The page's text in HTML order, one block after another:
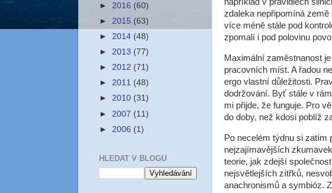
například v pravidlech
zdaleka nepřipomíná
více méně stále pod
zpomalí i pod polovinu
Maximální zaměstnanost
pracovních míst. A řadou
ergo vlastní důležitosti.
dodržování. Byť stále v
mi přijde, že funguje. Pro
do doby, než kdosi poblíž
Po necelém týdnu si zatím
nejzajímavějších
teorie, jak zdejší
nejsvětlejších zítřků,
anachronismů a symbióz.
► 2016 (60)
► 2015 (63)
► 2014 (48)
► 2013 (77)
► 2012 (71)
► 2011 (48)
► 2010 (31)
► 2007 (11)
► 2006 (1)
HLEDAT V BLOGU